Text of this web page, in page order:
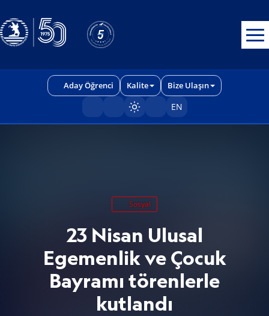
Aday Öğrenci Kalite Bize Ulaşın
Sayfayı karart/aç
EN
Sosyal
23 Nisan Ulusal
Egemenlik ve Çocuk
Bayramı törenlerle
kutlandı